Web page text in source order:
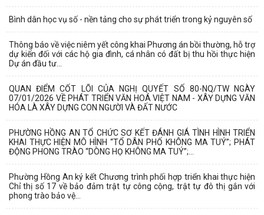
Bình dân học vụ số - nền tảng cho sự phát triển trong kỷ nguyên số
Thông báo về việc niêm yết công khai Phương án bồi thường, hỗ trợ
dự kiến đối với các hộ gia đình, cá nhân có đất bị thu hồi thực hiện
Dự án đầu tư...
QUAN ĐIỂM CỐT LÕI CỦA NGHỊ QUYẾT SỐ 80-NQ/TW NGÀY
07/01/2026 VỀ PHÁT TRIỂN VĂN HOÁ VIỆT NAM - XÂY DỰNG VĂN
HÓA LÀ XÂY DỰNG CON NGƯỜI VÀ ĐẤT NƯỚC
PHƯỜNG HỒNG AN TỔ CHỨC SƠ KẾT ĐÁNH GIÁ TÌNH HÌNH TRIỂN
KHAI THỰC HIỆN MÔ HÌNH “TỔ DÂN PHỐ KHÔNG MA TUÝ”; PHÁT
ĐỘNG PHONG TRÀO “DÒNG HỌ KHÔNG MA TUÝ”;...
Phường Hồng An ký kết Chương trình phối hợp triển khai thực hiện
Chỉ thị số 17 về bảo đảm trật tự công cộng, trật tự đô thị gắn với
phong trào bảo vệ...